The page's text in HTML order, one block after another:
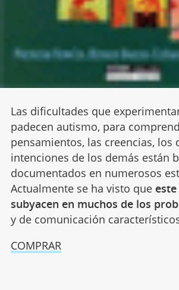
Las dificultades que
padecen autismo, para
pensamientos, las creencias, los
intenciones de los demás están
documentados en numerosos
Actualmente se ha visto que
subyacen en muchos de los
y de comunicación
COMPRAR